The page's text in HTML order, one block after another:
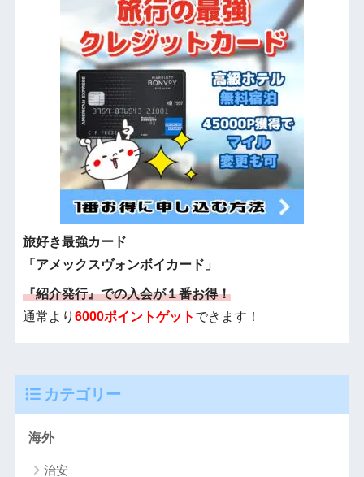
旅好き最強カード
「アメックスヴォンボイカード」
『紹介発行』での入会が１番お得！
通常より 6000ポイントゲット できます！
カテゴリー
海外
治安